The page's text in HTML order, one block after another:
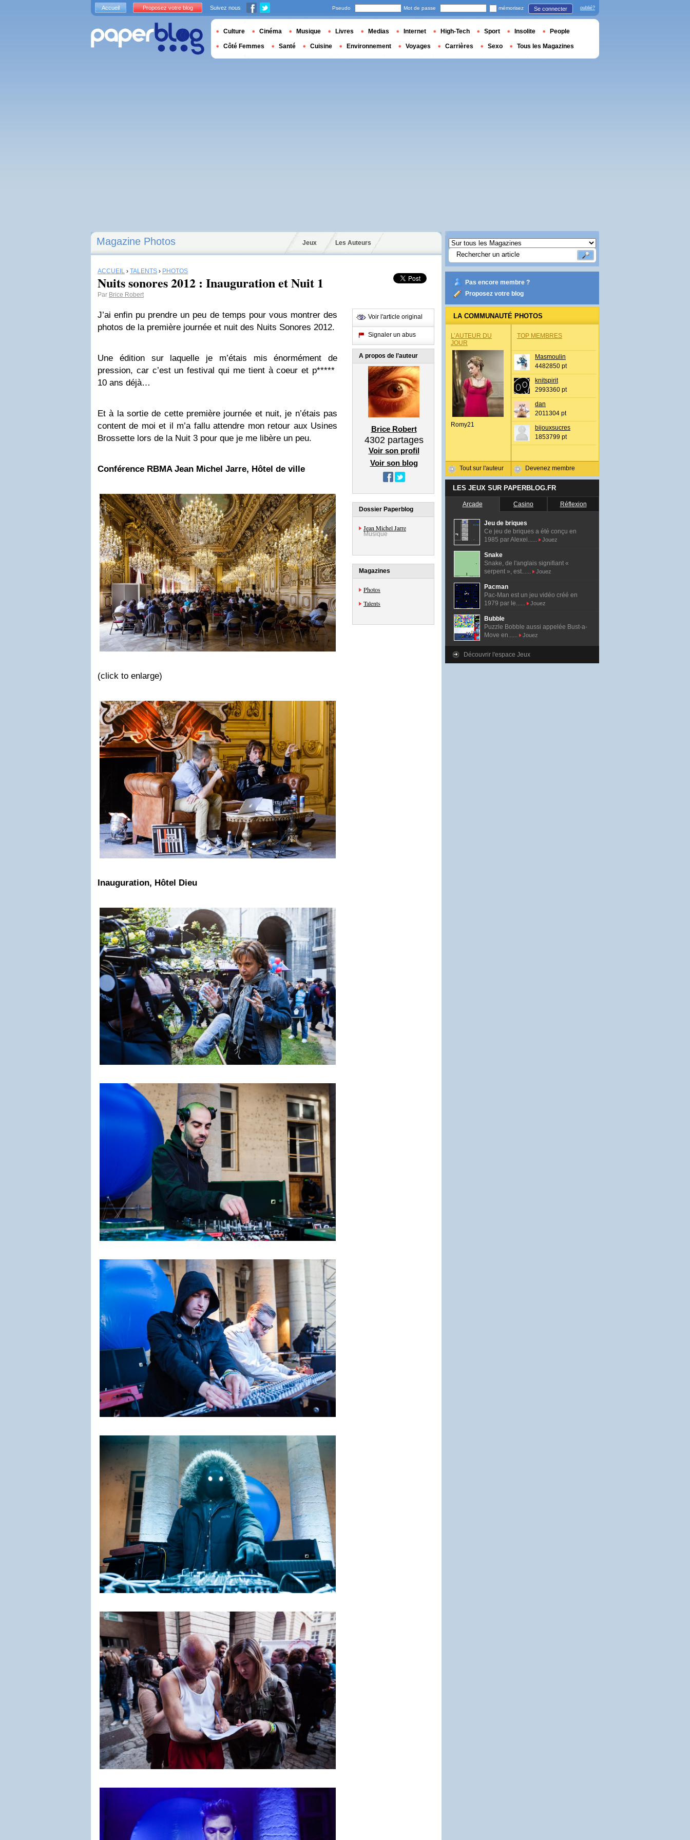
Magazine Photos Jeux Les Auteurs
ACCUEIL › TALENTS › PHOTOS
Nuits sonores 2012 : Inauguration et Nuit 1
Par Brice Robert
J’ai enfin pu prendre un peu de temps pour vous montrer des
photos de la première journée et nuit des Nuits Sonores 2012.
Une édition sur laquelle je m’étais mis énormément de
pression, car c’est un festival qui me tient à coeur et p*****
10 ans déjà…
Et à la sortie de cette première journée et nuit, je n’étais pas
content de moi et il m’a fallu attendre mon retour aux Usines
Brossette lors de la Nuit 3 pour que je me libère un peu.
Conférence RBMA Jean Michel Jarre, Hôtel de ville
(click to enlarge)
Inauguration, Hôtel Dieu
Voir l'article original
Signaler un abus
A propos de l’auteur
Brice Robert
4302partages
Voir son profil
Voir son blog
Dossier Paperblog
Jean Michel Jarre
Musique
Magazines
Photos
Talents
Pas encore membre ?
Proposez votre blog
LA COMMUNAUTÉ PHOTOS
L’AUTEUR DU
JOUR
Romy21
Tout sur l'auteur
TOP MEMBRES
Masmoulin
4482850 pt
knitspirit
2993360 pt
dan
2011304 pt
bijouxsucres
1853799 pt
Devenez membre
LES JEUX SUR PAPERBLOG.FR
Arcade Casino Réflexion
Jeu de briques
Ce jeu de briques a été conçu en
1985 par Alexei......
Jouez
Snake
Snake, de l'anglais signifiant «
serpent », est......
Jouez
Pacman
Pac-Man est un jeu vidéo créé en
1979 par le......
Jouez
Bubble
Puzzle Bobble aussi appelée Bust-a-
Move en......
Jouez
Découvrir l'espace Jeux
Accueil Proposez votre blog Suivez nous Pseudo Mot de passe mémorisez Se connecter oublié?
Culture Cinéma Musique Livres Medias Internet High-Tech Sport Insolite People
Côté Femmes Santé Cuisine Environnement Voyages Carrières Sexo Tous les Magazines